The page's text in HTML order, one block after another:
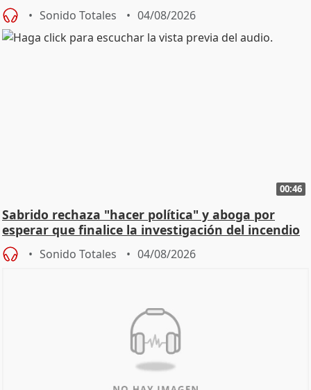
Sonido Totales 04/08/2026
00:46
Sabrido rechaza "hacer política" y aboga por
esperar que finalice la investigación del incendio
Sonido Totales 04/08/2026